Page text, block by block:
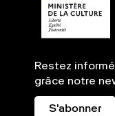
Restez
grâce notre
S'abonner